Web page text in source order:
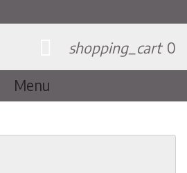
Menu
shopping_cart 0